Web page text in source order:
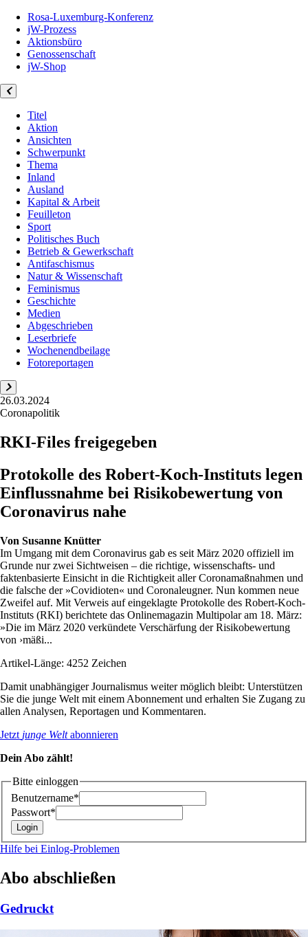
Rosa-Luxemburg-Konferenz
jW-Prozess
Aktionsbüro
Genossenschaft
jW-Shop
Titel
Aktion
Ansichten
Schwerpunkt
Thema
Inland
Ausland
Kapital & Arbeit
Feuilleton
Sport
Politisches Buch
Betrieb & Gewerkschaft
Antifaschismus
Natur & Wissenschaft
Feminismus
Geschichte
Medien
Abgeschrieben
Leserbriefe
Wochenendbeilage
Fotoreportagen
26.03.2024
Coronapolitik
RKI-Files freigegeben
Protokolle des Robert-Koch-Instituts legen
Einflussnahme bei Risikobewertung von
Coronavirus nahe
Von Susanne Knütter
Im Umgang mit dem Coronavirus gab es seit März 2020 offiziell im
Grunde nur zwei Sichtweisen – die richtige, wissenschafts- und
faktenbasierte Einsicht in die Richtigkeit aller Coronamaßnahmen und
die falsche der »Covidioten« und Coronaleugner. Nun kommen neue
Zweifel auf. Mit Verweis auf eingeklagte Protokolle des Robert-Koch-
Instituts (RKI) berichtete das Onlinemagazin Multipolar am 18. März:
»Die im März 2020 verkündete Verschärfung der Risikobewertung
von ›mäßi...
Artikel-Länge: 4252 Zeichen
Damit unabhängiger Journalismus weiter möglich bleibt: Unterstützen
Sie die junge Welt mit einem Abonnement und erhalten Sie Zugang zu
allen Analysen, Reportagen und Kommentaren.
Jetzt junge Weltabonnieren
Dein Abo zählt!
Bitte einloggen
Benutzername*
Passwort*
Hilfe bei Einlog-Problemen
Abo abschließen
Gedruckt